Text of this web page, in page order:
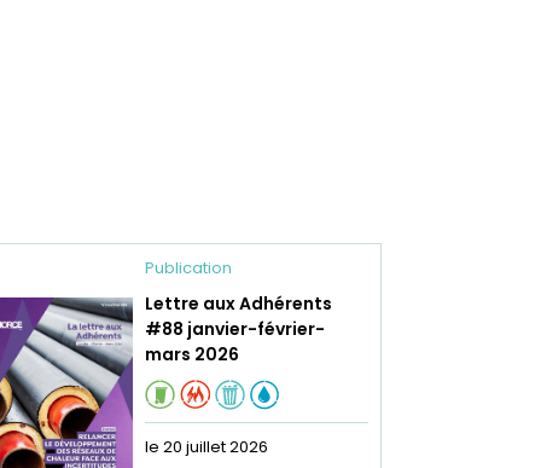
Publication
Lettre aux Adhérents
#88 janvier-février-
mars 2026
le 20 juillet 2026